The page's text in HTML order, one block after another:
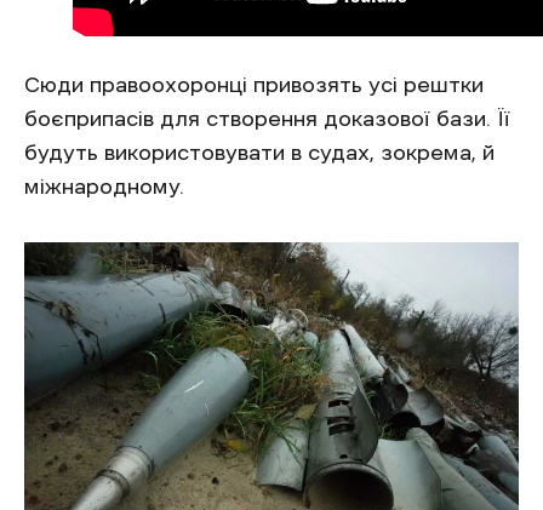
Сюди правоохоронці привозять усі рештки
боєприпасів для створення доказової бази. Її
будуть використовувати в судах, зокрема, й
міжнародному.